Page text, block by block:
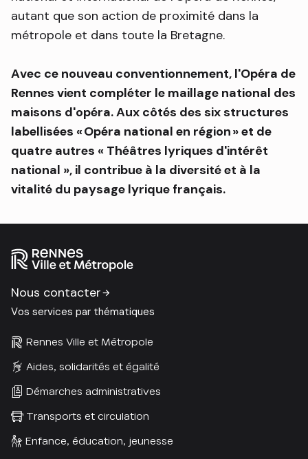
autant que son action de proximité dans la
métropole et dans toute la Bretagne.
Avec ce nouveau conventionnement, l'Opéra de
Rennes vient compléter le maillage national des
maisons d'opéra. Aux côtés des six structures
labellisées « Opéra national en région » et de
quatre autres « Théâtres lyriques d'intérêt
national », il contribue à la diversité et à la
vitalité du paysage lyrique français.
Nous contacter
Vos services par thématiques
Rennes Ville et Métropole
Aides, solidarités et égalité
Démarches administratives
Transports et circulation
Enfance, éducation, jeunesse